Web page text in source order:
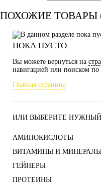
ПОХОЖИЕ ТОВАРЫ
ПОКА ПУСТО
Вы можете вернуться на
навигацией или поиском по
Главная страница
ИЛИ ВЫБЕРИТЕ НУЖНЫЙ
АМИНОКИСЛОТЫ
ВИТАМИНЫ И
ГЕЙНЕРЫ
ПРОТЕИНЫ